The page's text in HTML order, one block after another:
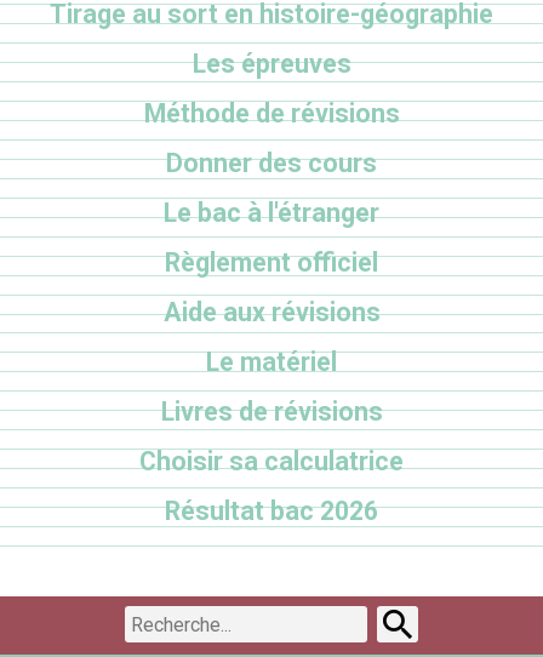
Tirage au sort en histoire-géographie
Les épreuves
Méthode de révisions
Donner des cours
Le bac à l'étranger
Règlement officiel
Aide aux révisions
Le matériel
Livres de révisions
Choisir sa calculatrice
Résultat bac 2026